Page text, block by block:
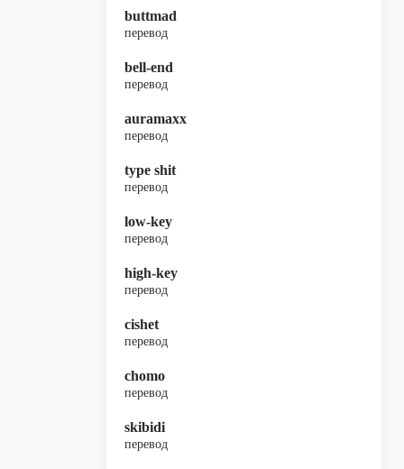
buttmad
перевод
bell-end
перевод
auramaxx
перевод
type shit
перевод
low-key
перевод
high-key
перевод
cishet
перевод
chomo
перевод
skibidi
перевод